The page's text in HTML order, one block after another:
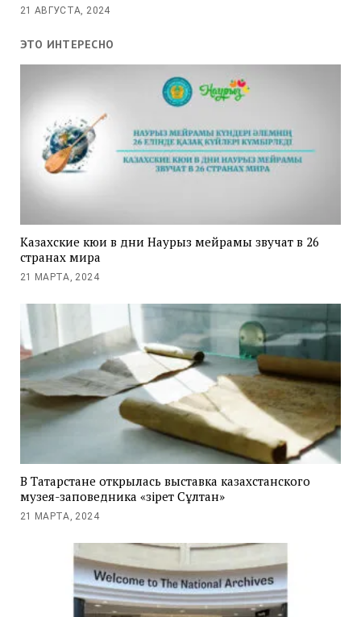
21 АВГУСТА, 2024
ЭТО ИНТЕРЕСНО
Казахские кюи в дни Наурыз мейрамы звучат в 26
странах мира
21 МАРТА, 2024
В Татарстане открылась выставка казахстанского
музея-заповедника «Әзірет Сұлтан»
21 МАРТА, 2024